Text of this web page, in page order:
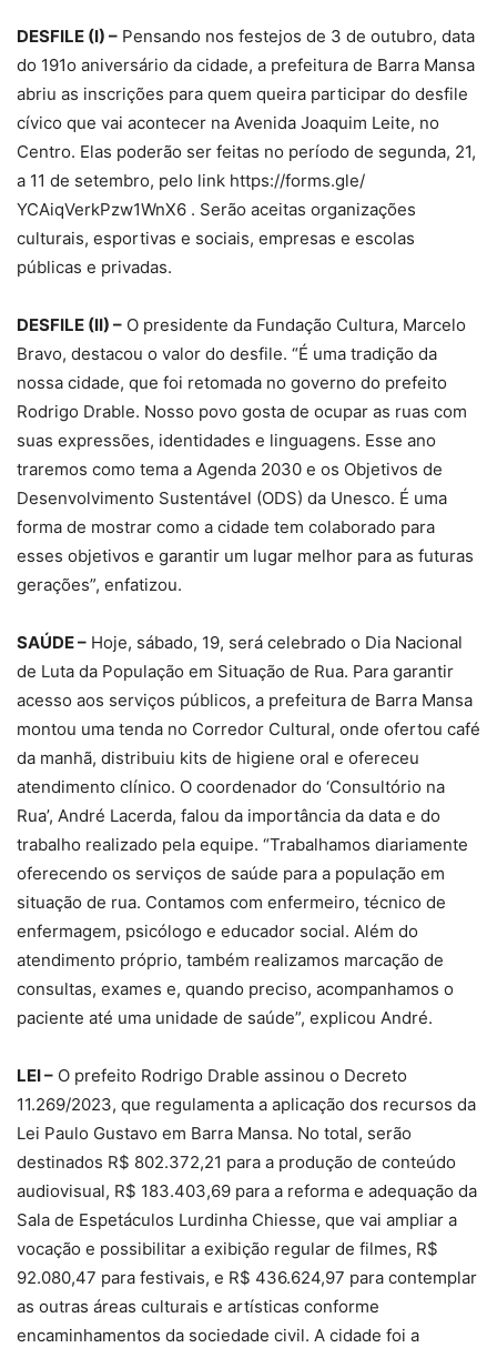
DESFILE (I) – Pensando nos festejos de 3 de outubro, data
do 191o aniversário da cidade, a prefeitura de Barra Mansa
abriu as inscrições para quem queira participar do desfile
cívico que vai acontecer na Avenida Joaquim Leite, no
Centro. Elas poderão ser feitas no período de segunda, 21,
a 11 de setembro, pelo link https://forms.gle/
YCAiqVerkPzw1WnX6 . Serão aceitas organizações
culturais, esportivas e sociais, empresas e escolas
públicas e privadas.
DESFILE (II) – O presidente da Fundação Cultura, Marcelo
Bravo, destacou o valor do desfile. “É uma tradição da
nossa cidade, que foi retomada no governo do prefeito
Rodrigo Drable. Nosso povo gosta de ocupar as ruas com
suas expressões, identidades e linguagens. Esse ano
traremos como tema a Agenda 2030 e os Objetivos de
Desenvolvimento Sustentável (ODS) da Unesco. É uma
forma de mostrar como a cidade tem colaborado para
esses objetivos e garantir um lugar melhor para as futuras
gerações”, enfatizou.
SAÚDE – Hoje, sábado, 19, será celebrado o Dia Nacional
de Luta da População em Situação de Rua. Para garantir
acesso aos serviços públicos, a prefeitura de Barra Mansa
montou uma tenda no Corredor Cultural, onde ofertou café
da manhã, distribuiu kits de higiene oral e ofereceu
atendimento clínico. O coordenador do ‘Consultório na
Rua’, André Lacerda, falou da importância da data e do
trabalho realizado pela equipe. “Trabalhamos diariamente
oferecendo os serviços de saúde para a população em
situação de rua. Contamos com enfermeiro, técnico de
enfermagem, psicólogo e educador social. Além do
atendimento próprio, também realizamos marcação de
consultas, exames e, quando preciso, acompanhamos o
paciente até uma unidade de saúde”, explicou André.
LEI – O prefeito Rodrigo Drable assinou o Decreto
11.269/2023, que regulamenta a aplicação dos recursos da
Lei Paulo Gustavo em Barra Mansa. No total, serão
destinados R$ 802.372,21 para a produção de conteúdo
audiovisual, R$ 183.403,69 para a reforma e adequação da
Sala de Espetáculos Lurdinha Chiesse, que vai ampliar a
vocação e possibilitar a exibição regular de filmes, R$
92.080,47 para festivais, e R$ 436.624,97 para contemplar
as outras áreas culturais e artísticas conforme
encaminhamentos da sociedade civil. A cidade foi a